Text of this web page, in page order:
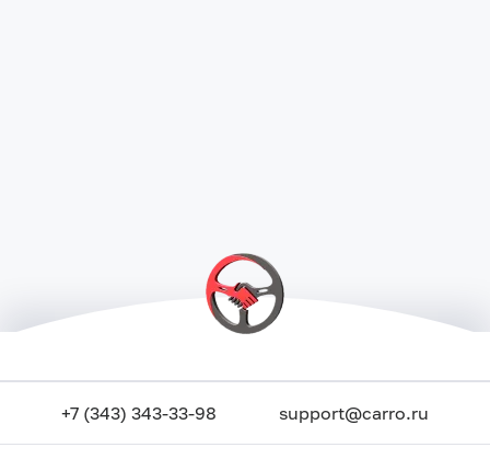
+7 (343) 343-33-98 support@carro.ru